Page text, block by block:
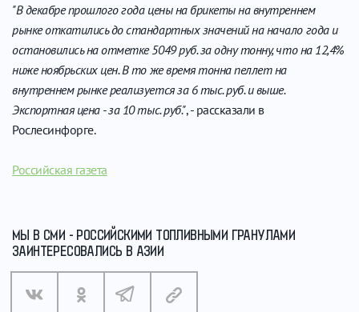
"В декабре прошлого года цены на брикеты на внутреннем
рынке откатились до стандартных значений на начало года и
остановились на отметке 5049 руб. за одну тонну, что на 12,4%
ниже ноябрьских цен. В то же время тонна пеллет на
внутреннем рынке реализуется за 6 тыс. руб. и выше.
Экспортная цена - за 10 тыс. руб.", - рассказали в
Рослесинфорге.
Российская газета
МЫ В СМИ - РОССИЙСКИМИ ТОПЛИВНЫМИ ГРАНУЛАМИ
ЗАИНТЕРЕСОВАЛИСЬ В АЗИИ